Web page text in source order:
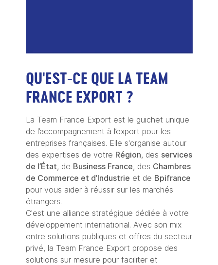
QU'EST-CE QUE LA TEAM
FRANCE EXPORT ?
La Team France Export est le guichet unique
de l’accompagnement à l’export pour les
entreprises françaises. Elle s'organise autour
des expertises de votre Région, des services
de l’État, de Business France, des Chambres
de Commerce et d’Industrie et de Bpifrance
pour vous aider à réussir sur les marchés
étrangers.
C'est une alliance stratégique dédiée à votre
développement international. Avec son mix
entre solutions publiques et offres du secteur
privé, la Team France Export propose des
solutions sur mesure pour faciliter et